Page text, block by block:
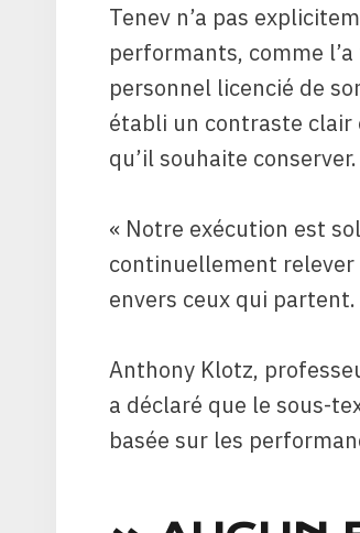
Tenev n’a pas
performants, comme
personnel licencié de
établi un contraste clair
qu’il souhaite conserver.
« Notre exécution est
continuellement
envers ceux qui
Anthony Klotz,
a déclaré que le sous-
basée sur les